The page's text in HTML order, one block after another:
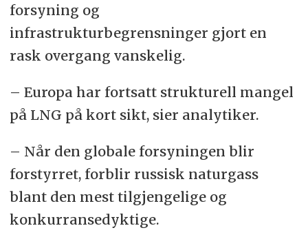
forsyning og
infrastrukturbegrensninger gjort en
rask overgang vanskelig.
– Europa har fortsatt strukturell mangel
på LNG på kort sikt, sier analytiker.
– Når den globale forsyningen blir
forstyrret, forblir russisk naturgass
blant den mest tilgjengelige og
konkurransedyktige.